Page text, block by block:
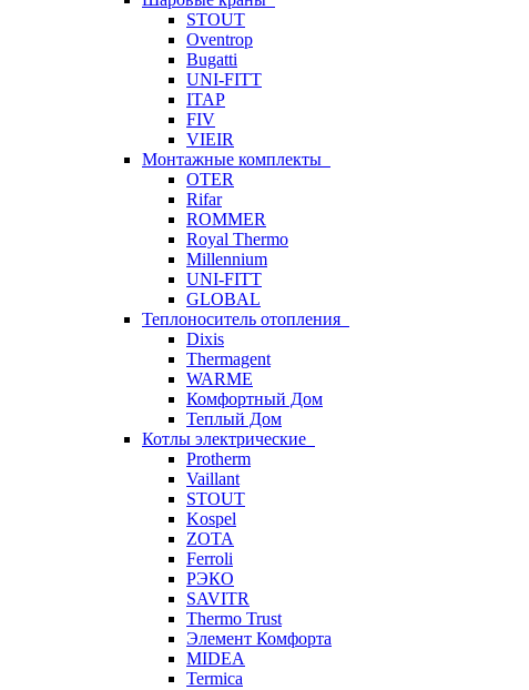
STOUT
Oventrop
Bugatti
UNI-FITT
ITAP
FIV
VIEIR
Монтажные комплекты
OTER
Rifar
ROMMER
Royal Thermo
Millennium
UNI-FITT
GLOBAL
Теплоноситель отопления
Dixis
Thermagent
WARME
Комфортный Дом
Теплый Дом
Котлы электрические
Protherm
Vaillant
STOUT
Kospel
ZOTA
Ferroli
РЭКО
SAVITR
Thermo Trust
Элемент Комфорта
MIDEA
Termica